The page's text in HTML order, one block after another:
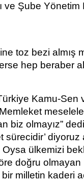
ve Şube
toz bezi almış
hep beraber
Kamu-Sen
biz olmayız”
sürecidir’ diyoruz
Oysa ülkemizi
doğru
milletin kaderi